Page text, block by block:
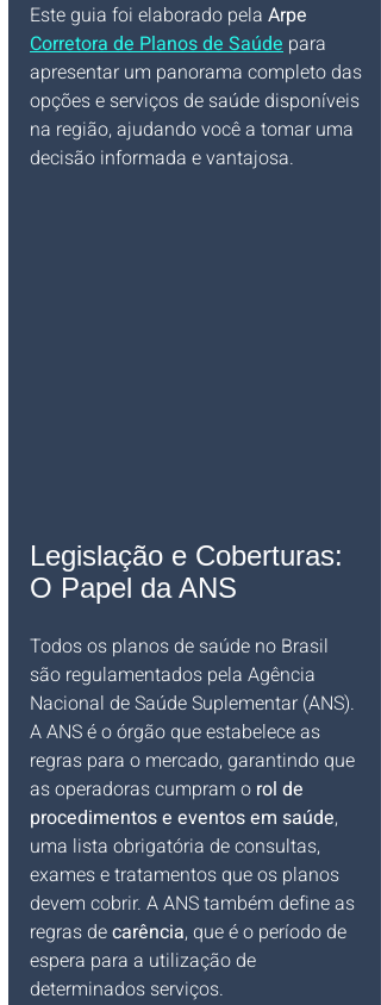
Este guia foi elaborado pela Arpe
Corretora de Planos de Saúde para
apresentar um panorama completo das
opções e serviços de saúde disponíveis
na região, ajudando você a tomar uma
decisão informada e vantajosa.
Legislação e Coberturas:
O Papel da ANS
Todos os planos de saúde no Brasil
são regulamentados pela Agência
Nacional de Saúde Suplementar (ANS).
A ANS é o órgão que estabelece as
regras para o mercado, garantindo que
as operadoras cumpram o rol de
procedimentos e eventos em saúde,
uma lista obrigatória de consultas,
exames e tratamentos que os planos
devem cobrir. A ANS também define as
regras de carência, que é o período de
espera para a utilização de
determinados serviços.